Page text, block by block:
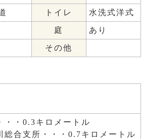
トイレ 水洗式洋式
庭 あり
その他
・・0.3キロメートル
総合支所・・・0.7キロメートル